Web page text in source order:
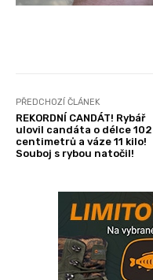
PŘEDCHOZÍ ČLÁNEK
REKORDNÍ CANDÁT! Rybář
ulovil candáta o délce 102
centimetrů a váze 11 kilo!
Souboj s rybou natočil!